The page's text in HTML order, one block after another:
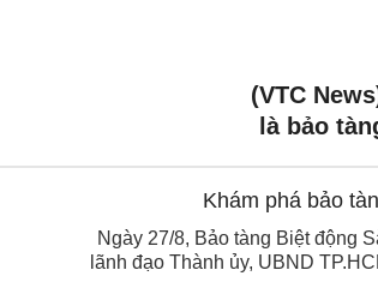
(VTC
là bảo
Ngày 27/8, Bảo tàng Biệt động
lãnh đạo Thành ủy, UBND